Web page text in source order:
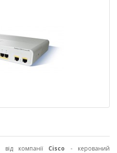
від компанії Cisco - керований